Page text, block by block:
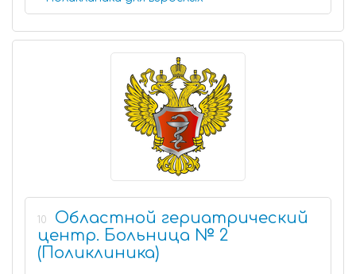
10
Областной гериатрический
центр. Больница № 2
(Поликлиника)